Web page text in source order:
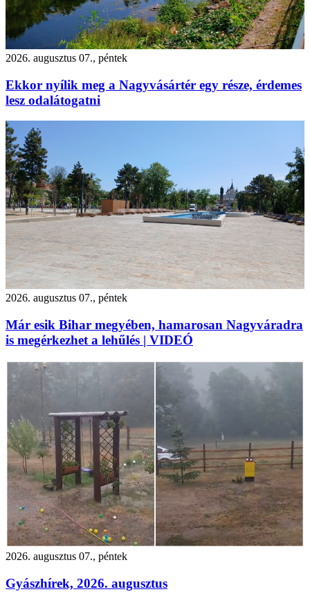
2026. augusztus 07., péntek
Ekkor nyílik meg a Nagyvásártér egy része, érdemes
lesz odalátogatni
2026. augusztus 07., péntek
Már esik Bihar megyében, hamarosan Nagyváradra
is megérkezhet a lehűlés | VIDEÓ
2026. augusztus 07., péntek
Gyászhírek, 2026. augusztus